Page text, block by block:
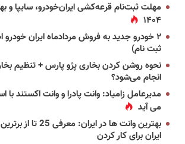
مهلت ثبت‌نام قرعه‌کشی ایران‌خودرو، سایپا و
۱۴۰۴
۲ خودرو جدید به فروش مردادماه ایران
ثبت نام)
نحوه روشن کردن بخاری پژو پارس + تنظیم
انجام می‌شود؟
مدیرعامل زامیاد: وانت پادرا و وانت اکستند با
می آید
بهترین وانت ها در
ایران برای کار کردن